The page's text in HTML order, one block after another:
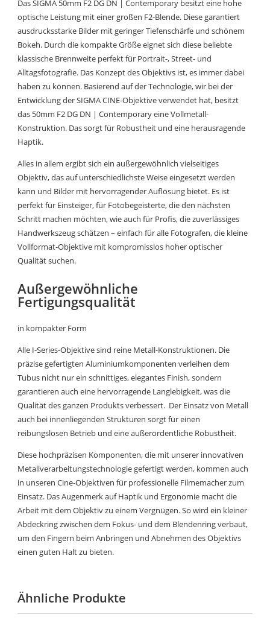
Das SIGMA 50mm F2 DG DN | Contemporary besitzt eine hohe
optische Leistung mit einer großen F2-Blende. Diese garantiert
ausdrucksstarke Bilder mit geringer Tiefenschärfe und schönem
Bokeh. Durch die kompakte Größe eignet sich diese beliebte
klassische Brennweite perfekt für Portrait-, Street- und
Alltagsfotografie. Das Konzept des Objektivs ist, es immer dabei
haben zu können. Basierend auf der Technologie, wir bei der
Entwicklung der SIGMA CINE-Objektive verwendet hat, besitzt
das 50mm F2 DG DN | Contemporary eine Vollmetall-
Konstruktion. Das sorgt für Robustheit und eine herausragende
Haptik.
Alles in allem ergibt sich ein außergewöhnlich vielseitiges
Objektiv, das auf unterschiedlichste Weise eingesetzt werden
kann und Bilder mit hervorragender Auflösung bietet. Es ist
perfekt für Einsteiger, für Fotobegeisterte, die den nächsten
Schritt machen möchten, wie auch für Profis, die zuverlässiges
Handwerkszeug schätzen – einfach für alle Fotografen, die kleine
Vollformat-Objektive mit kompromisslos hoher optischer
Qualität suchen.
Außergewöhnliche
Fertigungsqualität
in kompakter Form
Alle I-Series-Objektive sind reine Metall-Konstruktionen. Die
präzise gefertigten Aluminiumkomponenten verleihen dem
Tubus nicht nur ein schnittiges, elegantes Finish, sondern
garantieren auch eine hervorragende Langlebigkeit, was die
Qualität des ganzen Produkts verbessert. Der Einsatz von Metall
auch bei innenliegenden Strukturen sorgt für einen
reibungslosen Betrieb und eine außerordentliche Robustheit.
Diese hochpräzisen Komponenten, die mit unserer innovativen
Metallverarbeitungstechnologie gefertigt werden, kommen auch
in unseren Cine-Objektiven für professionelle Filmemacher zum
Einsatz. Das Augenmerk auf Haptik und Ergonomie macht die
Arbeit mit dem Objektiv zu einem Vergnügen. So wird ein kleiner
Abdeckring zwischen dem Fokus- und dem Blendenring verbaut,
um den Fingern beim Anbringen und Abnehmen des Objektivs
einen guten Halt zu bieten.
Ähnliche Produkte